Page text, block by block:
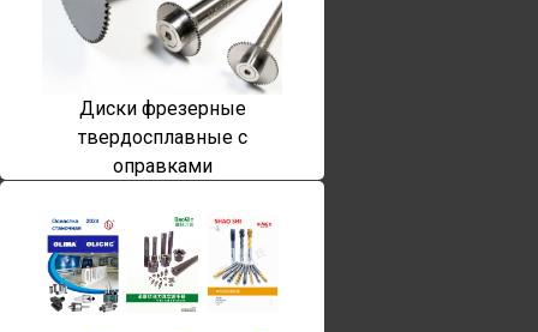
Диски фрезерные
твердосплавные с
оправками